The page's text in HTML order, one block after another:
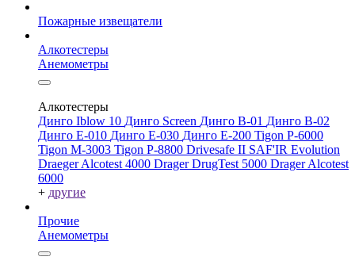
Пожарные извещатели
Алкотестеры
Анемометры
Алкотестеры
Динго Iblow 10 Динго Screen Динго В-01 Динго В-02
Динго Е-010 Динго Е-030 Динго Е-200 Tigon P-6000
Tigon M-3003 Tigon P-8800 Drivesafe II SAF'IR Evolution
Draeger Alcotest 4000 Drager DrugTest 5000 Drager Alcotest
6000
+ другие
Прочие
Анемометры